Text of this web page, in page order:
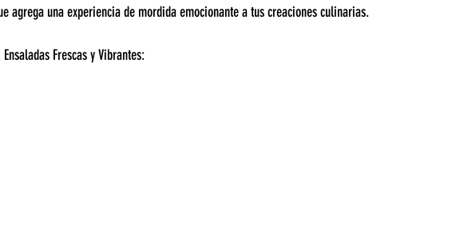
agrega una experiencia de mordida emocionante a tus creaciones culinarias.
Ensaladas Frescas y Vibrantes: